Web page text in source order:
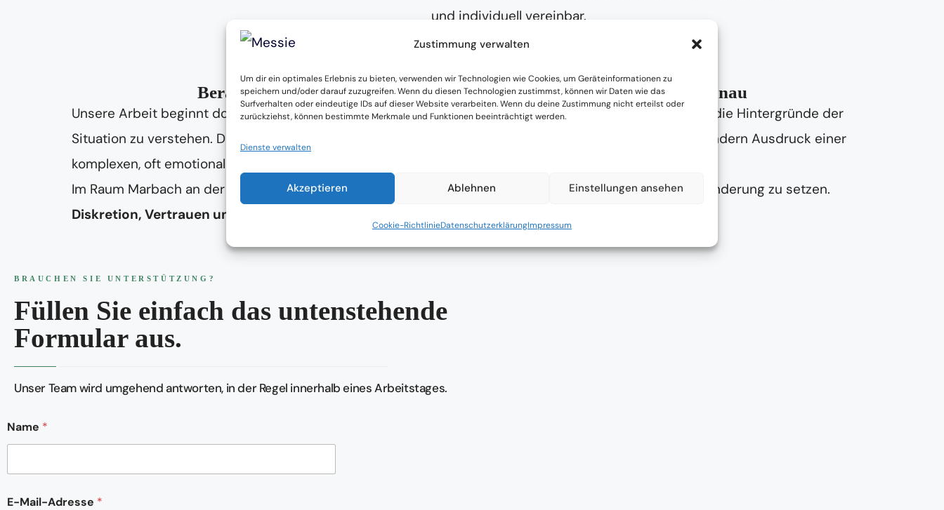
Zustimmung verwalten
Um dir ein optimales Erlebnis zu bieten, verwenden wir Technologien wie Cookies, um Geräteinformationen zu
speichern und/oder darauf zuzugreifen. Wenn du diesen Technologien zustimmst, können wir Daten wie das
Surfverhalten oder eindeutige IDs auf dieser Website verarbeiten. Wenn du deine Zustimmung nicht erteilst oder
zurückziehst, können bestimmte Merkmale und Funktionen beeinträchtigt werden.
Dienste verwalten
Akzeptieren Ablehnen Einstellungen ansehen
Cookie-RichtlinieDatenschutzerklärungImpressum
und individuell vereinbar.
Jetzt Anrufen
Beratung & Begleitung bei Messie-Situationen in Marbach an der Donau
Unsere Arbeit beginnt dort, wo andere aufhören: Mit einerindividuellen Beratung
nehmen wir uns Zeit, die Hintergründe der
Situation zu verstehen. Denn eine
ist nie einfach nur ein Problem der Unordnung – sondern Ausdruck einer
komplexen, oft emotional belastenden Lebensphase.
Im Raum Marbach an der Donau unterstützen wir dabei, realistische, achtsame Schritte in Richtung Veränderung zu setzen.
Diskretion, Vertrauen und Verlässlichkeit
BRAUCHEN SIE UNTERSTÜTZUNG?
Füllen Sie einfach das untenstehende
Formular aus.
Unser Team wird umgehend antworten, in der Regel innerhalb eines Arbeitstages.
Name *
o
E-Mail-Adresse *